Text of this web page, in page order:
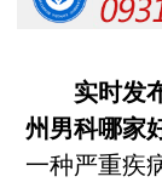
实时发
州男科哪家
一种严重疾